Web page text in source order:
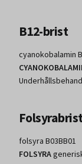
B12-brist
cyanokobalamin
folsyra B03BB01
FOLSYRA